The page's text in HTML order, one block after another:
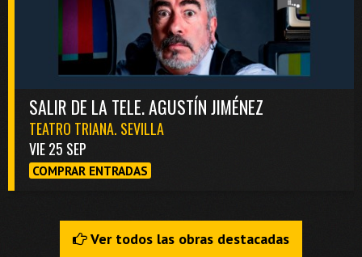
SALIR DE LA TELE. AGUSTÍN JIMÉNEZ
TEATRO TRIANA. SEVILLA
VIE 25 SEP
COMPRAR ENTRADAS
Ver todos las obras destacadas